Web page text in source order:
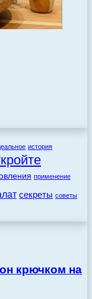
история
применение
секреты советы
крючком на